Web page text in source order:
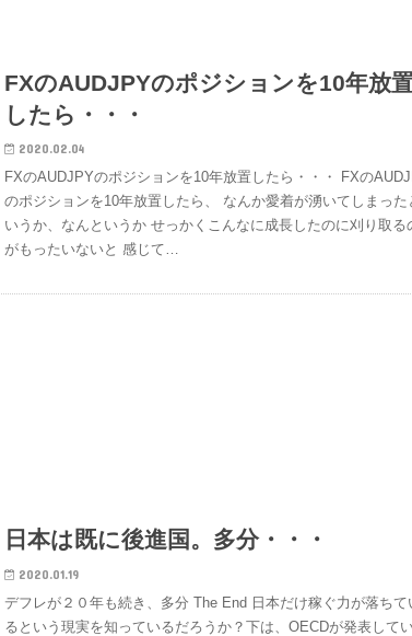
FXのAUDJPYのポジションを10年放
したら・・・
2020.02.04
FXのAUDJPYのポジションを10年放置したら・・・ FXの
のポジションを10年放置したら、 なんか愛着が湧いてしまった
いうか、なんというか せっかくこんなに成長したのに刈り取る
がもったいないと 感じて…
日本は既に後進国。多分・・・
2020.01.19
デフレが２０年も続き、多分 The End 日本だけ稼ぐ力が落ちて
るという現実を知っているだろうか？下は、OECDが発表して